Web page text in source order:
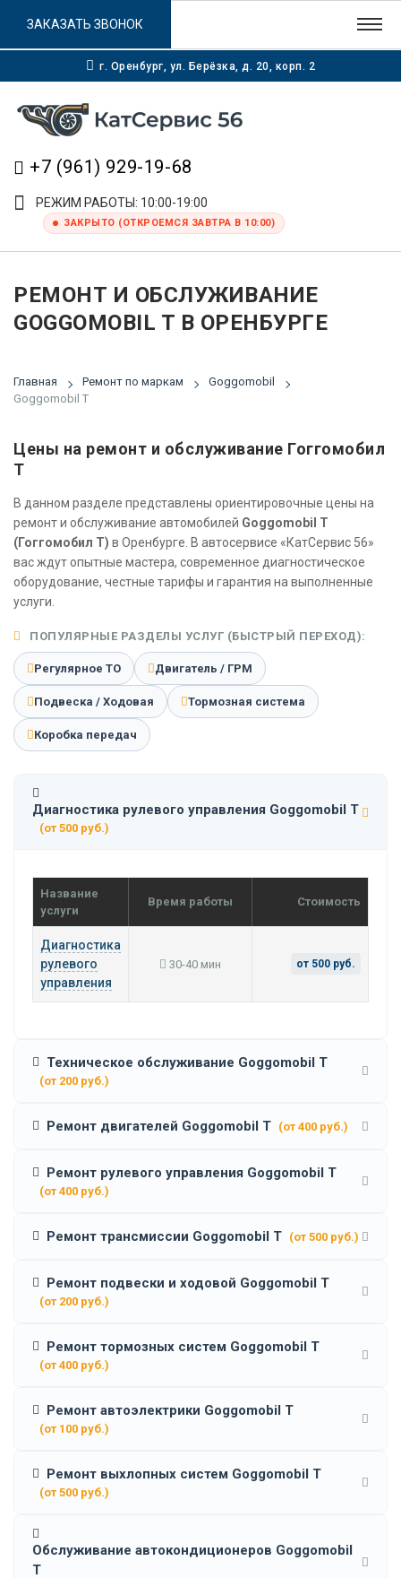
г. Оренбург, ул. Берёзка, д. 20, корп. 2
+7 (961) 929-19-68
РЕЖИМ РАБОТЫ: 10:00-19:00
ЗАКРЫТО (ОТКРОЕМСЯ ЗАВТРА В 10:00)
ЗАКАЗАТЬ ЗВОНОК
РЕМОНТ И ОБСЛУЖИВАНИЕ
GOGGOMOBIL T В ОРЕНБУРГЕ
Главная Ремонт по маркам
Goggomobil
Goggomobil T
Цены на ремонт и обслуживание Гоггомобил
Т
В данном разделе представлены ориентировочные цены на
ремонт и обслуживание автомобилей Goggomobil T
(Гоггомобил Т) в Оренбурге. В автосервисе «КатСервис 56»
вас ждут опытные мастера, современное диагностическое
оборудование, честные тарифы и гарантия на выполненные
услуги.
ПОПУЛЯРНЫЕ РАЗДЕЛЫ УСЛУГ (БЫСТРЫЙ ПЕРЕХОД):
Регулярное ТО Двигатель / ГРМ
Подвеска / Ходовая Тормозная система
Коробка передач
Диагностика рулевого управления Goggomobil T
(от 500 руб.)
Название
услуги
Время работы Стоимость
Диагностика
рулевого
управления
30-40 мин от 500 руб.
Техническое обслуживание Goggomobil T
(от 200 руб.)
Ремонт двигателей Goggomobil T (от 400 руб.)
Ремонт рулевого управления Goggomobil T
(от 400 руб.)
Ремонт трансмиссии Goggomobil T (от 500 руб.)
Ремонт подвески и ходовой Goggomobil T
(от 200 руб.)
Ремонт тормозных систем Goggomobil T
(от 400 руб.)
Ремонт автоэлектрики Goggomobil T
(от 100 руб.)
Ремонт выхлопных систем Goggomobil T
(от 500 руб.)
Обслуживание автокондиционеров Goggomobil
T